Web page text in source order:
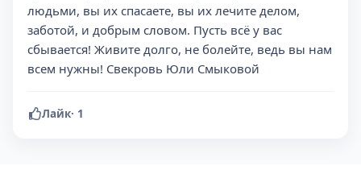
людьми, вы их спасаете, вы их лечите делом,
заботой, и добрым словом. Пусть всё у вас
сбывается! Живите долго, не болейте, ведь вы нам
всем нужны! Свекровь Юли Смыковой
Лайк· 1